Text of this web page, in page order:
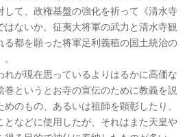
して、政権基盤の強化を祈って《清水寺
ないか。征夷大将軍の武力と清水寺観
る都を願った将軍足利義稙の国土統治の
が現在思っているよりはるかに高価な
巻というとお寺の宣伝のために教義を説
のもの、あるいは祖師を顕彰したり、
となどに使用したが、それはまた天皇や